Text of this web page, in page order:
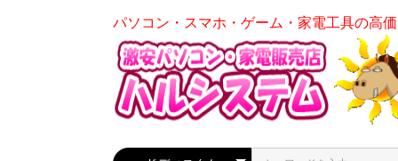
パソコン・スマホ・ゲーム・家電工具の高